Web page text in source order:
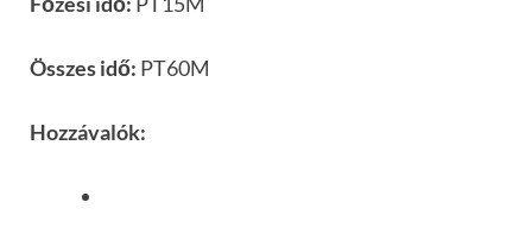
Összes idő: PT60M
Hozzávalók: